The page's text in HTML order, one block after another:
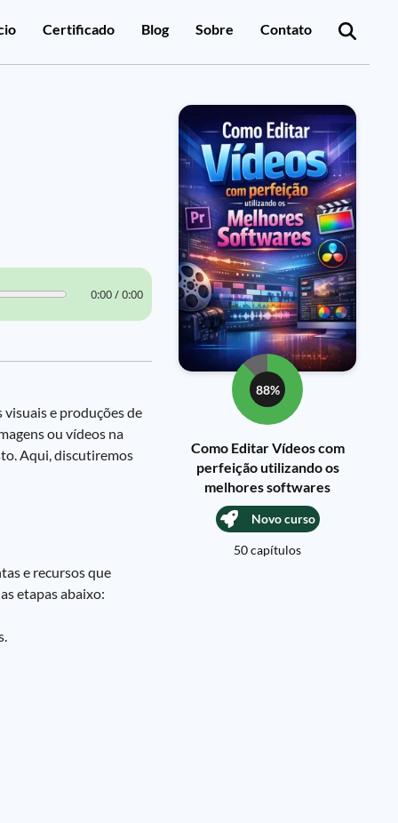
Certificado Blog Sobre Contato
0:00 / 0:00
visuais e produções de
ou vídeos na
Aqui, discutiremos
e recursos que
etapas abaixo:
88%
Como Editar Vídeos com
perfeição utilizando os
melhores softwares
Novo curso
50 capítulos